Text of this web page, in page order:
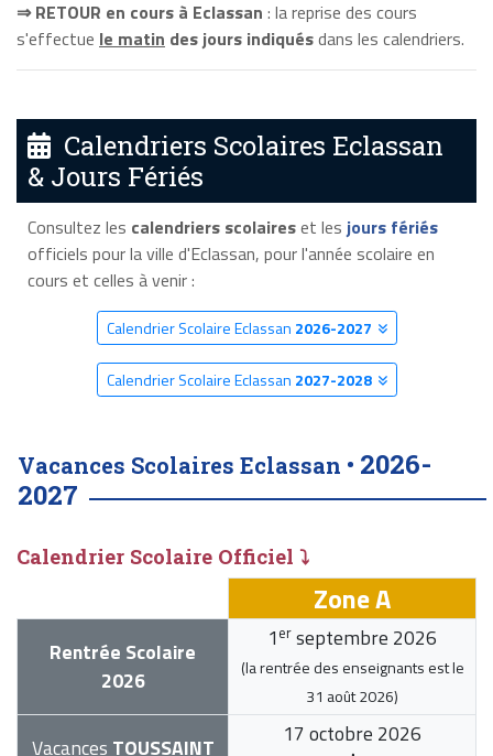
⇒ RETOUR en cours à Eclassan : la reprise des cours
s'effectue le matin des jours indiquésdans les calendriers.
Calendriers Scolaires Eclassan
& Jours Fériés
Consultez les calendriers scolaireset les jours fériés
officiels pour la ville d'Eclassan, pour l'année scolaire en
cours et celles à venir :
Calendrier Scolaire Eclassan 2026-2027
Calendrier Scolaire Eclassan 2027-2028
Vacances Scolaires Eclassan • 2026-
2027
Calendrier Scolaire Officiel ⤵
Zone A
Rentrée Scolaire
2026
1 er septembre 2026
(la rentrée des enseignants est le
31 août 2026)
Vacances TOUSSAINT 17 octobre 2026